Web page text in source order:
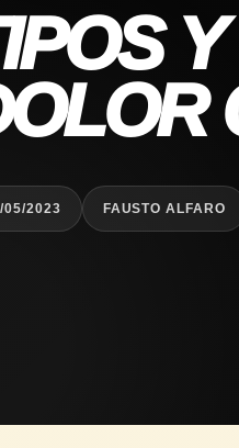
05/2023 FAUSTO ALFARO